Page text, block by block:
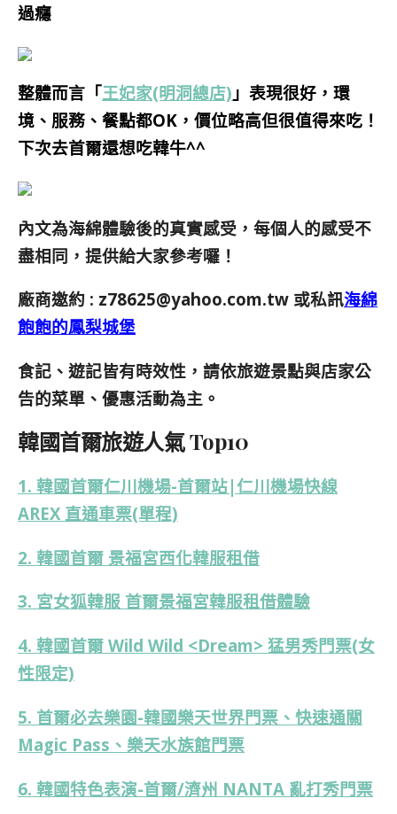
過癮
整體而言「王妃家(明洞總店) 」表現很好，環
境、服務、餐點都OK，價位略高但很值得來吃！
下次去首爾還想吃韓牛^^
內文為海綿體驗後的真實感受，每個人的感受不
盡相同，提供給大家參考囉！
廠商邀約 : z78625@yahoo.com.tw 或私訊海綿
飽飽的鳳梨城堡
食記、遊記皆有時效性，請依旅遊景點與店家公
告的菜單、優惠活動為主。
韓國首爾旅遊人氣 Top10
1. 韓國首爾仁川機場-首爾站|仁川機場快線
AREX 直通車票(單程)
2. 韓國首爾 景福宮西化韓服租借
3. 宮女狐韓服 首爾景福宮韓服租借體驗
4. 韓國首爾 Wild Wild <Dream> 猛男秀門票(女
性限定)
5. 首爾必去樂園-韓國樂天世界門票、快速通關
Magic Pass、樂天水族館門票
6. 韓國特色表演-首爾/濟州 NANTA 亂打秀門票